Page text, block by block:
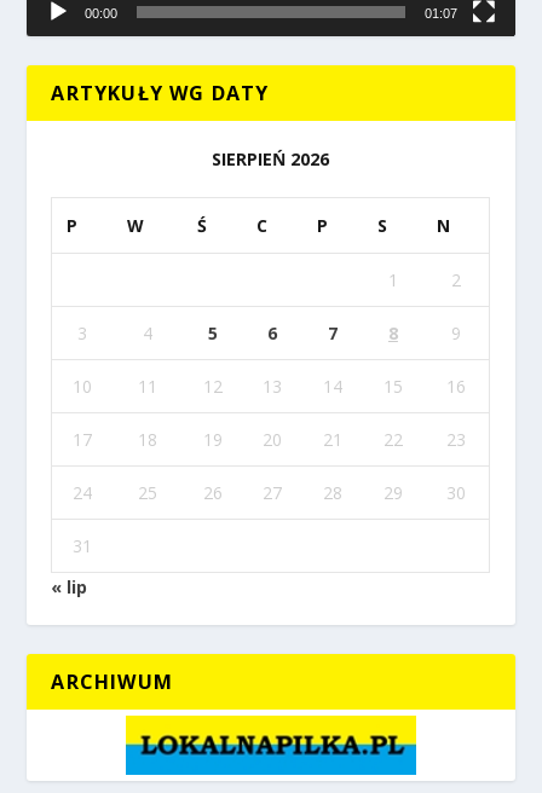
00:00 01:07
ARTYKUŁY WG DATY
SIERPIEŃ 2026
P W Ś C P S N
1 2
3 4 5 6 7 8 9
10 11 12 13 14 15 16
17 18 19 20 21 22 23
24 25 26 27 28 29 30
31
« lip
ARCHIWUM